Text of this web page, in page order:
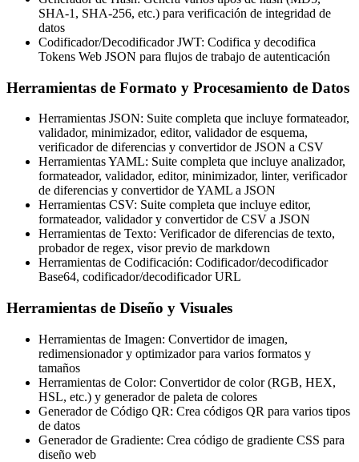
SHA-1, SHA-256, etc.) para verificación de integridad de
datos
Codificador/Decodificador JWT: Codifica y decodifica
Tokens Web JSON para flujos de trabajo de autenticación
Herramientas de Formato y Procesamiento de Datos
Herramientas JSON: Suite completa que incluye formateador,
validador, minimizador, editor, validador de esquema,
verificador de diferencias y convertidor de JSON a CSV
Herramientas YAML: Suite completa que incluye analizador,
formateador, validador, editor, minimizador, linter, verificador
de diferencias y convertidor de YAML a JSON
Herramientas CSV: Suite completa que incluye editor,
formateador, validador y convertidor de CSV a JSON
Herramientas de Texto: Verificador de diferencias de texto,
probador de regex, visor previo de markdown
Herramientas de Codificación: Codificador/decodificador
Base64, codificador/decodificador URL
Herramientas de Diseño y Visuales
Herramientas de Imagen: Convertidor de imagen,
redimensionador y optimizador para varios formatos y
tamaños
Herramientas de Color: Convertidor de color (RGB, HEX,
HSL, etc.) y generador de paleta de colores
Generador de Código QR: Crea códigos QR para varios tipos
de datos
Generador de Gradiente: Crea código de gradiente CSS para
diseño web